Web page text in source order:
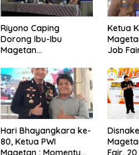
Riyono Caping
Dorong Ibu-Ibu
Magetan
Ikan, Perkuat Budaya
Gemar Makan Ikan
Ketua
Job
Hari Bhayangkara ke-
80, Ketua PWI
Magetan : Momentum
Fair,